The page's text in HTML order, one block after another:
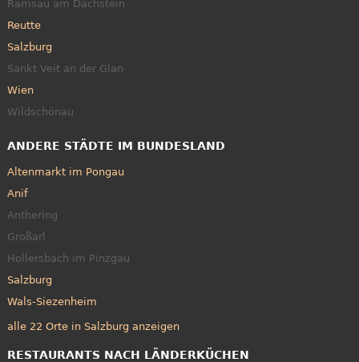
Ramsau am Dachstein
Reutte
Salzburg
Sankt Veit an der Glan
Wien
Wildschönau
ANDERE STÄDTE IM BUNDESLAND
Altenmarkt im Pongau
Anif
Anthering
Großarl
Hollersbach im Pinzgau
Salzburg
Wals-Siezenheim
alle 22 Orte in Salzburg anzeigen
RESTAURANTS NACH LÄNDERKÜCHEN